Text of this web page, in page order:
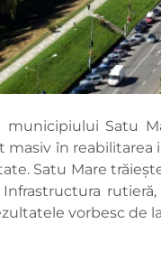
Satu
în
Satu Mare
vorbesc de